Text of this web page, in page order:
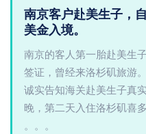
南京客户赴美生子，
美金入境。
南京的客人第一胎赴美生
签证，曾经来洛杉矶旅游
诚实告知海关赴美生子真
晚，第二天入住洛杉矶喜
。。。